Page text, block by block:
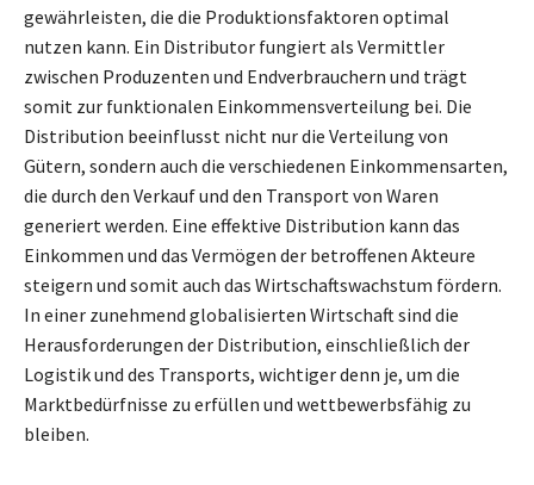
gewährleisten, die die Produktionsfaktoren optimal
nutzen kann. Ein Distributor fungiert als Vermittler
zwischen Produzenten und Endverbrauchern und trägt
somit zur funktionalen Einkommensverteilung bei. Die
Distribution beeinflusst nicht nur die Verteilung von
Gütern, sondern auch die verschiedenen Einkommensarten,
die durch den Verkauf und den Transport von Waren
generiert werden. Eine effektive Distribution kann das
Einkommen und das Vermögen der betroffenen Akteure
steigern und somit auch das Wirtschaftswachstum fördern.
In einer zunehmend globalisierten Wirtschaft sind die
Herausforderungen der Distribution, einschließlich der
Logistik und des Transports, wichtiger denn je, um die
Marktbedürfnisse zu erfüllen und wettbewerbsfähig zu
bleiben.